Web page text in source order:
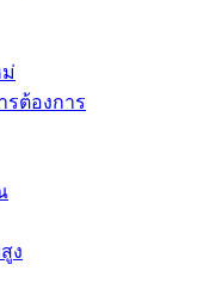
รต้องการ
ง